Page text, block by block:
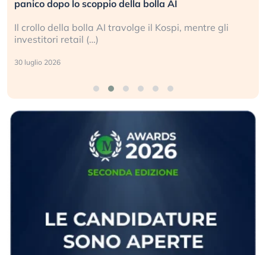
L’America sta ripetendo gli errori del 2008?
La ricchezza mondiale cresce, ma è sempre più
sganciata dall’economia reale. (…)
24 luglio 2026